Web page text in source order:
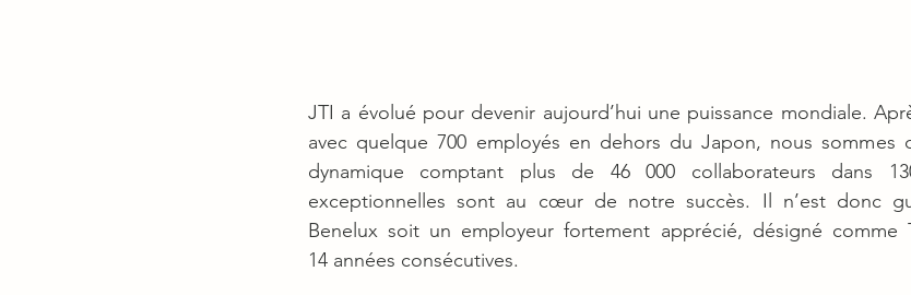
JTI a évolué pour devenir aujourd’hui une puissance mondiale.
avec quelque 700 employés en dehors du Japon, nous sommes
dynamique comptant plus de 46 000 collaborateurs dans
exceptionnelles sont au cœur de notre succès. Il n’est donc
Benelux soit un employeur fortement apprécié, désigné comme
14 années consécutives.